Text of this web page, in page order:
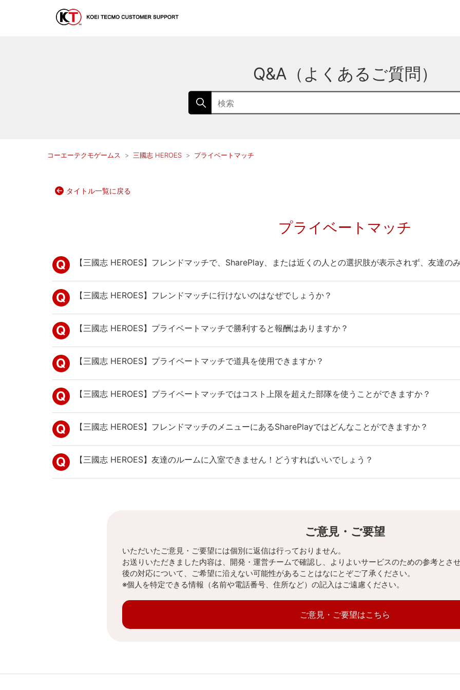
Q&A（よくあるご質問）
コーエーテクモゲームス 三國志 HEROES プライベートマッチ
タイトル一覧に戻る
プライベートマッチ
【三國志 HEROES】フレンドマッチで、SharePlay、または近くの人との選択肢が表示されず、友達の
【三國志 HEROES】フレンドマッチに行けないのはなぜでしょうか？
【三國志 HEROES】プライベートマッチで勝利すると報酬はありますか？
【三國志 HEROES】プライベートマッチで道具を使用できますか？
【三國志 HEROES】プライベートマッチではコスト上限を超えた部隊を使うことができますか？
【三國志 HEROES】フレンドマッチのメニューにあるSharePlayではどんなことができますか？
【三國志 HEROES】友達のルームに入室できません！どうすればいいでしょう？
ご意見・ご要望
いただいたご意見・ご要望には個別に返信は行っておりません。
お送りいただきました内容は、開発・運営チームで確認し、よりよいサービスのための参考とさ
後の対応について、ご希望に沿えない可能性があることはなにとぞご了承ください。
※個人を特定できる情報（名前や電話番号、住所など）の記入はご遠慮ください。
ご意見・ご要望はこちら